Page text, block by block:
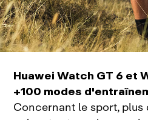
Huawei Watch GT 6 et
+100 modes
Concernant le sport, plus